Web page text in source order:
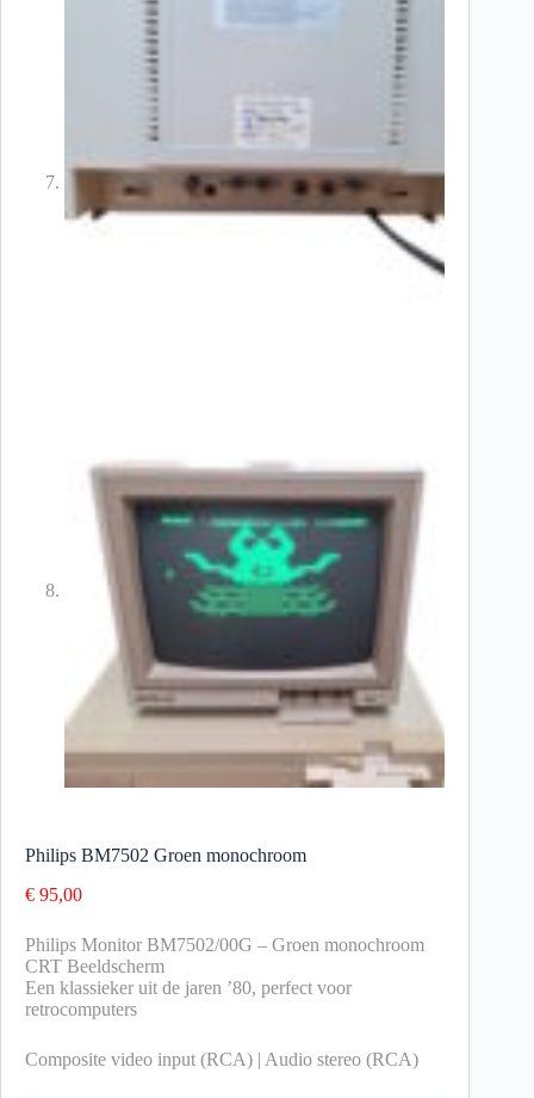
Philips BM7502 Groen monochroom
€ 95,00
Philips Monitor BM7502/00G – Groen monochroom
CRT Beeldscherm
Een klassieker uit de jaren ’80, perfect voor
retrocomputers
Composite video input (RCA) | Audio stereo (RCA)